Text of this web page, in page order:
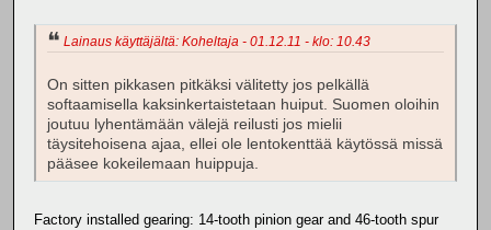
Lainaus käyttäjältä: Koheltaja - 01.12.11 - klo: 10.43
On sitten pikkasen pitkäksi välitetty jos pelkällä
softaamisella kaksinkertaistetaan huiput. Suomen oloihin
joutuu lyhentämään välejä reilusti jos mielii
täysitehoisena ajaa, ellei ole lentokenttää käytössä missä
pääsee kokeilemaan huippuja.
Factory installed gearing: 14-tooth pinion gear and 46-tooth spur